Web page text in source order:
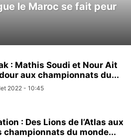
le Maroc se fait peur
: Mathis Soudi et Nour Ait
aux championnats du...
2022 - 10:45
: Des Lions de l’Atlas aux
championnats du monde...